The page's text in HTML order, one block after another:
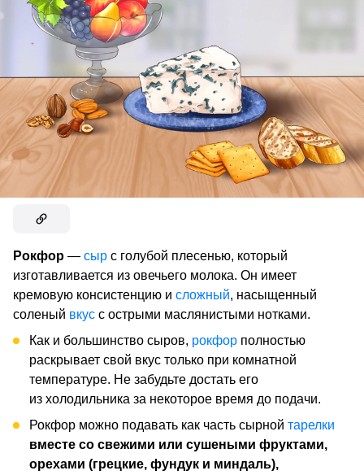
Рокфор — сыр с голубой плесенью, который
изготавливается из овечьего молока. Он имеет
кремовую консистенцию и сложный, насыщенный
соленый вкус с острыми маслянистыми нотками.
Как и большинство сыров, рокфор полностью
раскрывает свой вкус только при комнатной
температуре. Не забудьте достать его
из холодильника за некоторое время до подачи.
Рокфор можно подавать как часть сырной тарелки
вместе со свежими или сушеными фруктами,
орехами (грецкие, фундук и миндаль),